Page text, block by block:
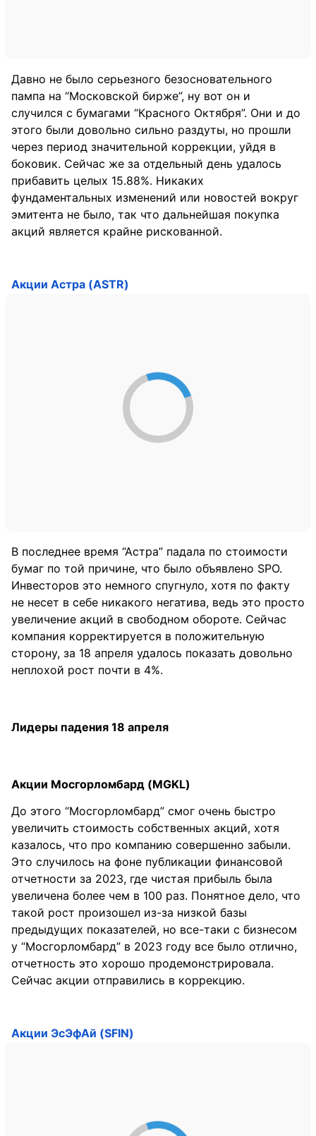
Давно не было серьезного безосновательного
пампа на “Московской бирже”, ну вот он и
случился с бумагами “Красного Октября”. Они и до
этого были довольно сильно раздуты, но прошли
через период значительной коррекции, уйдя в
боковик. Сейчас же за отдельный день удалось
прибавить целых 15.88%. Никаких
фундаментальных изменений или новостей вокруг
эмитента не было, так что дальнейшая покупка
акций является крайне рискованной.
Акции Астра (ASTR)
В последнее время “Астра” падала по стоимости
бумаг по той причине, что было объявлено SPO.
Инвесторов это немного спугнуло, хотя по факту
не несет в себе никакого негатива, ведь это просто
увеличение акций в свободном обороте. Сейчас
компания корректируется в положительную
сторону, за 18 апреля удалось показать довольно
неплохой рост почти в 4%.
Лидеры падения 18 апреля
Акции Мосгорломбард (MGKL)
До этого “Мосгорломбард” смог очень быстро
увеличить стоимость собственных акций, хотя
казалось, что про компанию совершенно забыли.
Это случилось на фоне публикации финансовой
отчетности за 2023, где чистая прибыль была
увеличена более чем в 100 раз. Понятное дело, что
такой рост произошел из-за низкой базы
предыдущих показателей, но все-таки с бизнесом
у “Мосгорломбард” в 2023 году все было отлично,
отчетность это хорошо продемонстрировала.
Сейчас акции отправились в коррекцию.
Акции ЭсЭфАй (SFIN)